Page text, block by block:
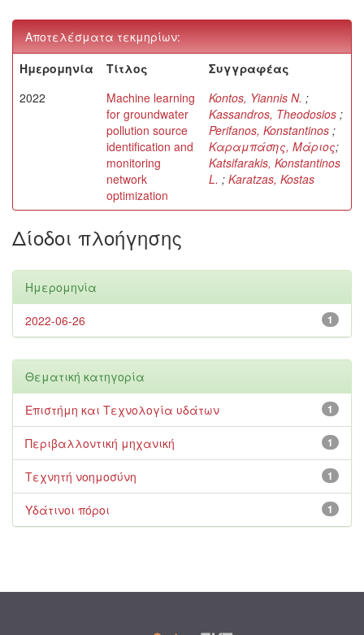
Αποτελέσματα τεκμηρίων:
Ημερομηνία
Τίτλος
Συγγραφέας
2022
Machine learning
for groundwater
pollution source
identification and
monitoring
network
optimization
Kontos, Yiannis N. ;
Kassandros, Theodosios ;
Perifanos, Konstantinos ;
Καραμπάσης, Μάριος;
Katsifarakis, Konstantinos
L. ; Karatzas, Kostas
Δίοδοι πλοήγησης
Ημερομηνία
1
2022-06-26
Θεματική κατηγορία
1
Επιστήμη και Τεχνολογία υδάτων
1
Περιβαλλοντική μηχανική
1
Τεχνητή νοημοσύνη
1
Υδάτινοι πόροι